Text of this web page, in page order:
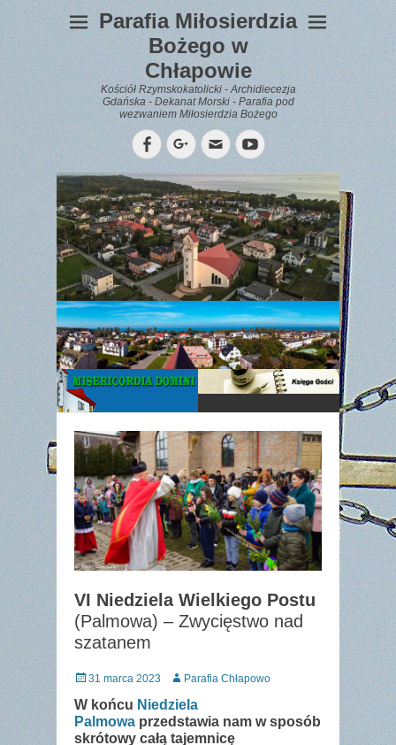
Parafia Miłosierdzia
Bożego w
Chłapowie
Kościół Rzymskokatolicki - Archidiecezja
Gdańska - Dekanat Morski - Parafia pod
wezwaniem Miłosierdzia Bożego
FacebookGoogleplus
EmailYouTube
WYPOCZYNEK
Gazetka
Parafialna
VI Niedziela Wielkiego Postu
(Palmowa) – Zwycięstwo nad
szatanem
Posted
31 marca 2023 Author
Parafia Chłapowo
W końcu Niedziela
Palmowa przedstawia nam w sposób
skrótowy całą tajemnicę